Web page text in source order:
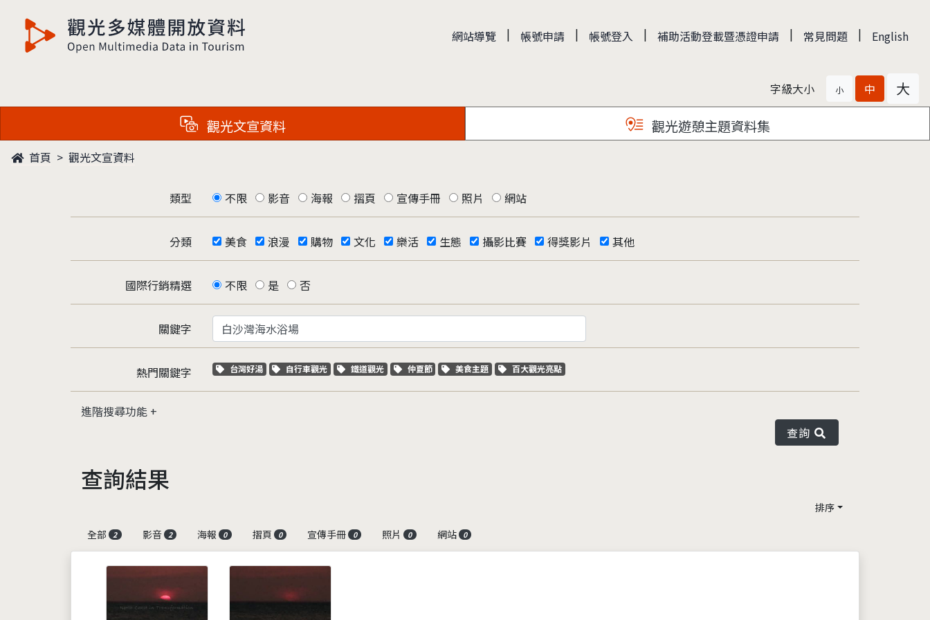
觀光多媒體開放資料 網站導覽 | 帳號申請 | 帳號登入 | 補助活動登載暨憑證申請 | 常見問題 | English
字級大小 小 中 大
觀光文宣資料 觀光遊憩主題資料集
首頁 觀光文宣資料
類型 不限 影音 海報 摺頁 宣傳手冊 照片 網站
分類 美食 浪漫 購物 文化 樂活 生態 攝影比賽 得獎影片 其他
國際行銷精選 不限 是 否
關鍵字
熱門關鍵字 關鍵字標籤
台灣好湯 關鍵字標籤
自行車觀光 關鍵字標籤
鐵道觀光 關鍵字標籤
仲夏節 關鍵字標籤
美食主題 關鍵字標籤
百大觀光亮點
進階搜尋功能
查詢
查詢結果
排序
全部
2 影音 2 海報 0 摺頁 0 宣傳手冊 0 照片 0 網站 0